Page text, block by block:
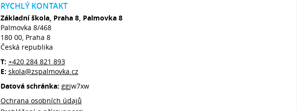
RYCHLÝ KONTAKT
Základní škola, Praha 8, Palmovka 8
Palmovka 8/468
180 00, Praha 8
Česká republika
T: +420 284 821 893
E: skola@zspalmovka.cz
Datová schránka: ggjw7xw
Ochrana osobních údajů